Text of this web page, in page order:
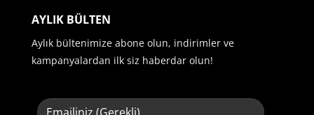
AYLIK BÜLTEN
Aylık bültenimize abone olun, indirimler ve
kampanyalardan ilk siz haberdar olun!